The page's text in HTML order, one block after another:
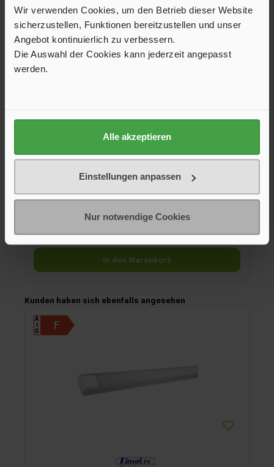
Wir verwenden Cookies, um den Betrieb dieser Website
sicherzustellen, Funktionen bereitzustellen und unser
Angebot kontinuierlich zu verbessern.
Die Auswahl der Cookies kann jederzeit angepasst
werden.
Alle akzeptieren
Einstellungen anpassen
Nur notwendige Cookies
Schraubventilkartuschen gefüllt mit Flüssiggasgemisch aus
geeignet.
6,95 €*
Inhalt Gewicht
450 g
In den Warenkorb
Produktgalerie überspringen
Kunden haben sich ebenfalls angesehen
A
⭡
G